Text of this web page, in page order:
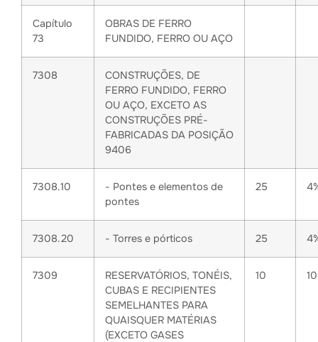
Capítulo
73
OBRAS DE FERRO
FUNDIDO, FERRO OU AÇO
7308
CONSTRUÇÕES, DE
FERRO FUNDIDO, FERRO
OU AÇO, EXCETO AS
CONSTRUÇÕES PRÉ-
FABRICADAS DA POSIÇÃO
9406
7308.10
- Pontes e elementos de
pontes
25
7308.20 - Torres e pórticos 25
7309
RESERVATÓRIOS, TONÉIS,
CUBAS E RECIPIENTES
SEMELHANTES PARA
QUAISQUER MATÉRIAS
(EXCETO GASES
10